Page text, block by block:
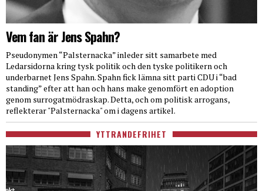
Vem fan är Jens Spahn?
Pseudonymen “Palsternacka” inleder sitt samarbete med
Ledarsidorna kring tysk politik och den tyske politikern och
underbarnet Jens Spahn. Spahn fick lämna sitt parti CDU i “bad
standing” efter att han och hans make genomfört en adoption
genom surrogatmödraskap. Detta, och om politisk arrogans,
reflekterar "Palsternacka" om i dagens artikel.
YTTRANDEFRIHET